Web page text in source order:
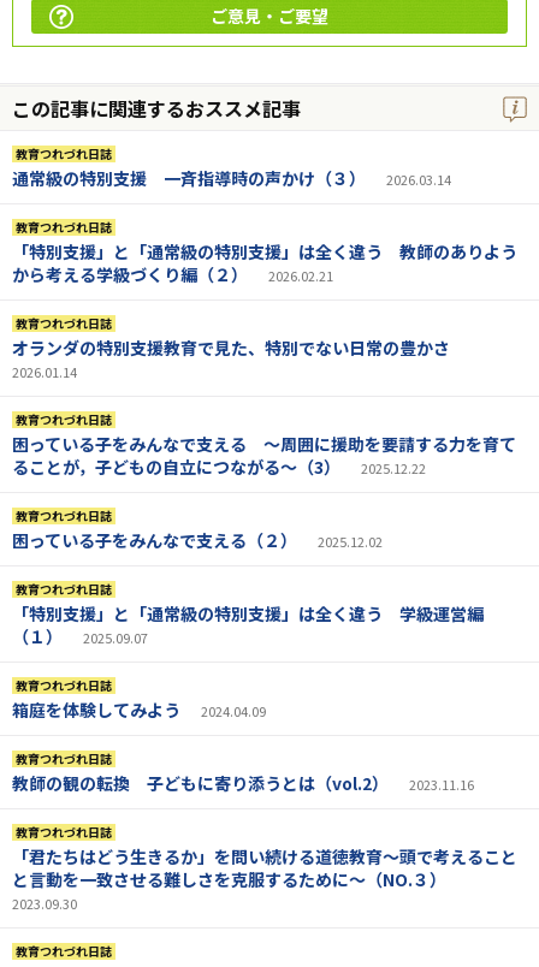
ご意見・ご要望
この記事に関連するおススメ記事
教育つれづれ日誌
通常級の特別支援 一斉指導時の声かけ（３） 2026.03.14
教育つれづれ日誌
「特別支援」と「通常級の特別支援」は全く違う 教師のありよう
から考える学級づくり編（２）
2026.02.21
教育つれづれ日誌
オランダの特別支援教育で見た、特別でない日常の豊かさ
2026.01.14
教育つれづれ日誌
困っている子をみんなで支える ～周囲に援助を要請する力を育て
ることが，子どもの自立につながる～（3）
2025.12.22
教育つれづれ日誌
困っている子をみんなで支える（２） 2025.12.02
教育つれづれ日誌
「特別支援」と「通常級の特別支援」は全く違う 学級運営編
（１）
2025.09.07
教育つれづれ日誌
箱庭を体験してみよう 2024.04.09
教育つれづれ日誌
教師の観の転換 子どもに寄り添うとは（vol.2） 2023.11.16
教育つれづれ日誌
「君たちはどう生きるか」を問い続ける道徳教育～頭で考えること
と言動を一致させる難しさを克服するために～（NO.３）
2023.09.30
教育つれづれ日誌